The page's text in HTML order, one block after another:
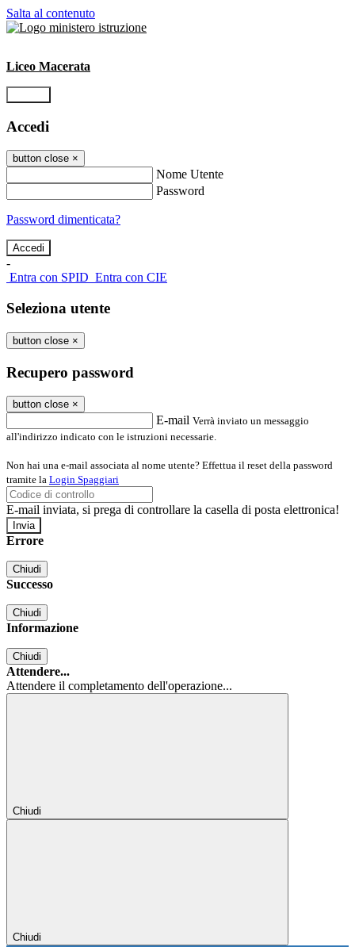
Salta al contenuto
Liceo Macerata
Accedi
button close ×
Nome Utente
Password
Password dimenticata?
-
Entra con SPID Entra con CIE
Seleziona utente
button close ×
Recupero password
button close ×
E-mail Verrà inviato un messaggio
all'indirizzo indicato con le istruzioni necessarie.
Non hai una e-mail associata al nome utente? Effettua il reset della password
tramite la Login Spaggiari
E-mail inviata, si prega di controllare la casella di posta elettronica!
Errore
Chiudi
Successo
Chiudi
Informazione
Chiudi
Attendere...
Attendere il completamento dell'operazione...
Chiudi
Chiudi